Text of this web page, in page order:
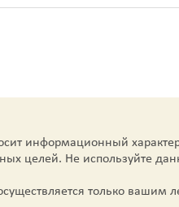
информационный
целей. Не используйте
только вашим